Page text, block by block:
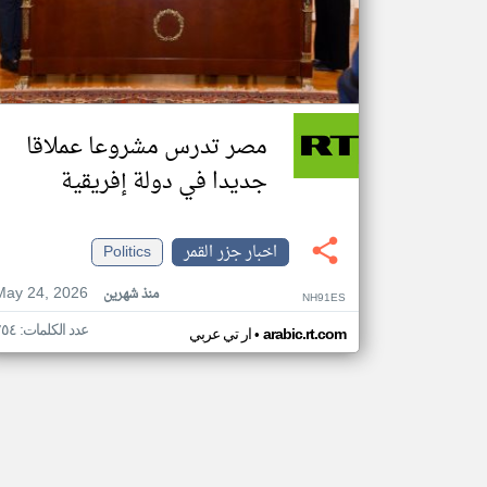
مصر تدرس مشروعا عملاقا
جديدا في دولة إفريقية
اخبار جزر القمر
Politics
24, 2026
منذ شهرين NH91ES
ار تي عربي• arabic.rt.com عدد الكلمات: ٢٥٤